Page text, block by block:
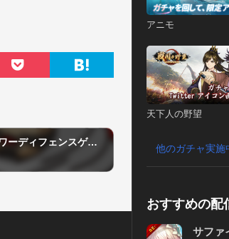
戦国ディフェンス～新感覚操作型タワーディフェンスゲーム
アニモ
天下人の野望
他のガチャ実施
おすすめの配
サファ